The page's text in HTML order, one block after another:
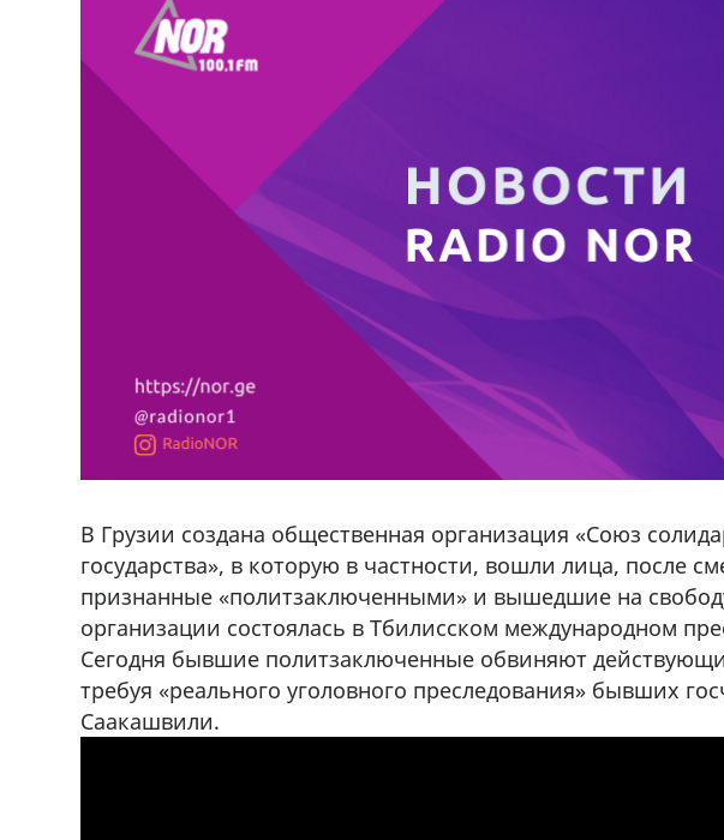
В Грузии создана общественная организация «Союз
государства», в которую в частности, вошли лица, после
признанные «политзаключенными» и вышедшие на
организации состоялась в Тбилисском международном
Сегодня бывшие политзаключенные обвиняют
требуя «реального уголовного преследования» бывших
Саакашвили.